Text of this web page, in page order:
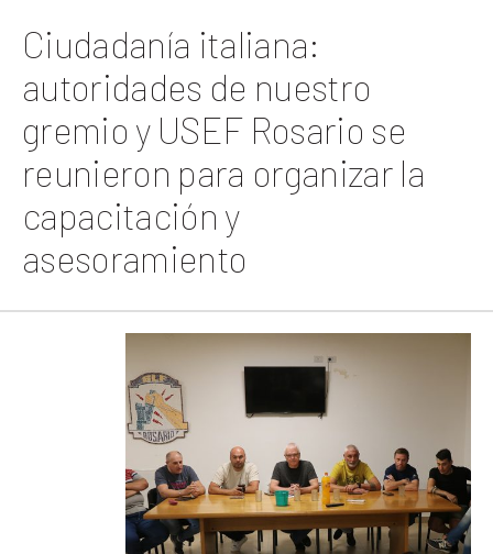
Ciudadanía italiana:
autoridades de nuestro
gremio y USEF Rosario se
reunieron para organizar la
capacitación y
asesoramiento